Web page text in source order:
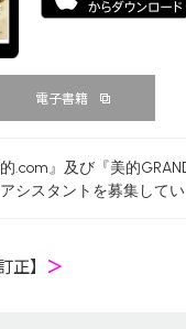
電子書籍
.com』及び『美的
シスタントを募集して
正】 ＞